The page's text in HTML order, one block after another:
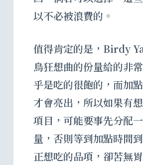
以不必被浪費的。
值得肯定的是，Birdy
鳥狂想曲的份量給的非
乎是吃的很飽的，而加
才會亮出，所以如果有
項目，可能要事先分配
量，否則等到加點時間
正想吃的品項，卻苦無